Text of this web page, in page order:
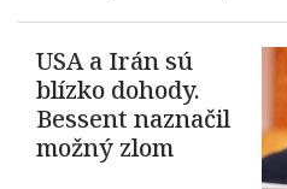
USA a Irán sú
blízko dohody.
Bessent naznačil
možný zlom